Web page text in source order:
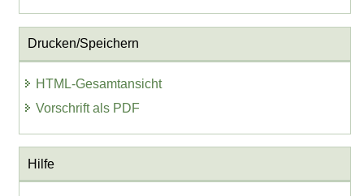
Drucken/Speichern
HTML-Gesamtansicht
Vorschrift als PDF
Hilfe